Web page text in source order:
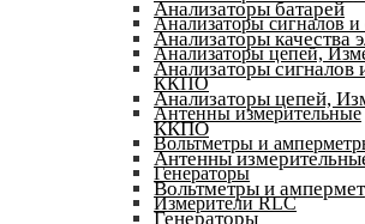
Анализаторы сигналов и
Анализаторы цепей,
ККПО
Антенны измерительные
Вольтметры и
Генераторы
Измерители RLC
Анализаторы батарей
Анализаторы качества
Анализаторы сигналов
Анализаторы цепей,
ККПО
Антенны
Вольтметры и
Генераторы